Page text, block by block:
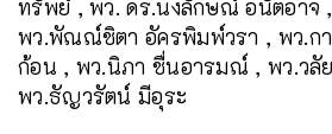
ทรัพย์ , พว. ดร.นงลักษณ์ อนัตอาจ ,
พว.พัณณ์ชิตา อัครพิมพ์วรา , พว.
ก้อน , พว.นิภา ชื่นอารมณ์ , พว.วลั
พว.ธัญวรัตน์ มีอุระ